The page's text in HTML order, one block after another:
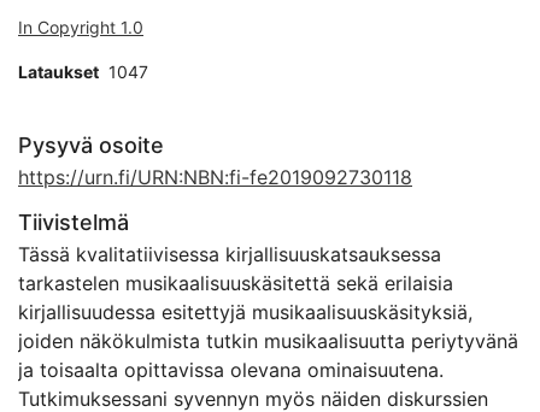
In Copyright 1.0
Lataukset 1047
Pysyvä osoite
https://urn.fi/URN:NBN:fi-fe2019092730118
Tiivistelmä
Tässä kvalitatiivisessa kirjallisuuskatsauksessa
tarkastelen musikaalisuuskäsitettä sekä erilaisia
kirjallisuudessa esitettyjä musikaalisuuskäsityksiä,
joiden näkökulmista tutkin musikaalisuutta periytyvänä
ja toisaalta opittavissa olevana ominaisuutena.
Tutkimuksessani syvennyn myös näiden diskurssien